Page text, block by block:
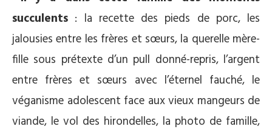
succulents : la recette des pieds de porc, les
jalousies entre les frères et sœurs, la querelle mère-
fille sous prétexte d’un pull donné-repris, l’argent
entre frères et sœurs avec l’éternel fauché, le
véganisme adolescent face aux vieux mangeurs de
viande, le vol des hirondelles, la photo de famille,